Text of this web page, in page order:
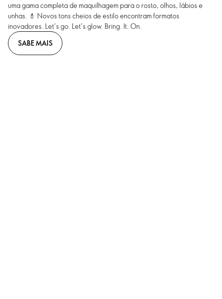
uma gama completa de maquilhagem para o rosto, olhos, lábios e
unhas. 💄 Novos tons cheios de estilo encontram formatos
inovadores. Let’s go. Let’s glow. Bring. It. On.
SABE MAIS